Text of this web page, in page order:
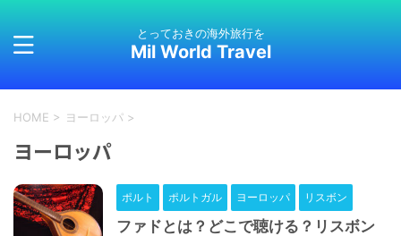
とっておきの海外旅行を
Mil World Travel
HOME > ヨーロッパ >
ヨーロッパ
ポルト ポルトガル ヨーロッパ リスボン
ファドとは？どこで聴ける？リスボン